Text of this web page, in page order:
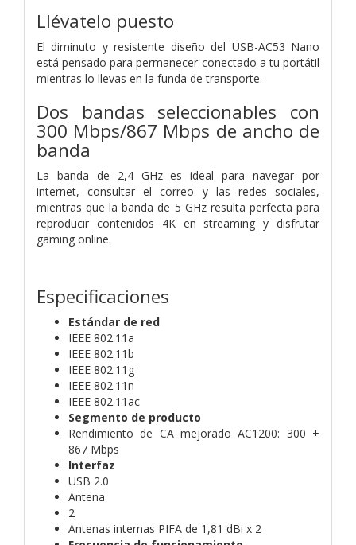
Llévatelo puesto
El diminuto y resistente diseño del USB-AC53 Nano
está pensado para permanecer conectado a tu portátil
mientras lo llevas en la funda de transporte.
Dos bandas seleccionables con
300 Mbps/867 Mbps de ancho de
banda
La banda de 2,4 GHz es ideal para navegar por
internet, consultar el correo y las redes sociales,
mientras que la banda de 5 GHz resulta perfecta para
reproducir contenidos 4K en streaming y disfrutar
gaming online.
Especificaciones
Estándar de red
IEEE 802.11a
IEEE 802.11b
IEEE 802.11g
IEEE 802.11n
IEEE 802.11ac
Segmento de producto
Rendimiento de CA mejorado AC1200: 300 +
867 Mbps
Interfaz
USB 2.0
Antena
2
Antenas internas PIFA de 1,81 dBi x 2